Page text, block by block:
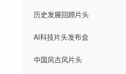
历史发展回顾片头
AI科技片头发布会
中国风古风片头